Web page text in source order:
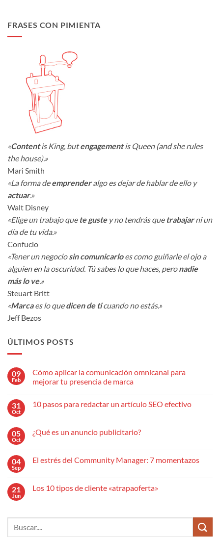
FRASES CON PIMIENTA
«Contentis King, butengagementis Queen (and she rules
the house).»
Mari Smith
«La forma deemprenderalgo es dejar de hablar de ello y
actuar.»
Walt Disney
«Elige un trabajo que te gustey no tendrás que trabajarni un
día de tu vida.»
Confucio
«Tener un negociosin comunicarloes como guiñarle el ojo a
alguien en la oscuridad. Tú sabes lo que haces, peronadie
más lo ve.»
Steuart Britt
«Marcaes lo quedicen de ticuando no estás.»
Jeff Bezos
ÚLTIMOS POSTS
09
Feb
Cómo aplicar la comunicación omnicanal para
mejorar tu presencia de marca
comentarios
comunicación
tu
31
Oct
10 pasos para redactar un artículo SEO efectivo
en
redactar
un
05
Oct
¿Qué es un anuncio publicitario?
en
anuncio
publicitario?
04
Sep
El estrés del Community Manager: 7 momentazos
en
7
21
Jun
Los 10 tipos de cliente «atrapaoferta»
en
10
tipos